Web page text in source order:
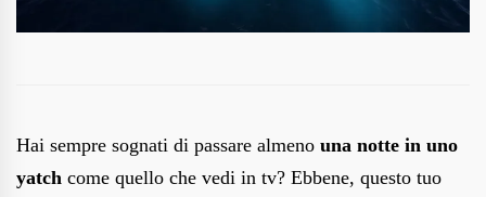
Hai sempre sognati di passare almeno una notte in uno
yatch come quello che vedi in tv? Ebbene, questo tuo